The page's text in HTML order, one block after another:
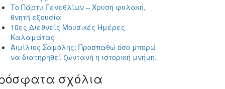
Το Πάρτυ Γενεθλίων – Χρυσή φυλακή,
θνητή εξουσία
10ες Διεθνείς Μουσικές Ημέρες
Καλαμάτας
Αιμίλιος Σαμόλης: Προσπαθώ όσο μπορώ
να διατηρηθεί ζωντανή η ιστορική μνήμη.
σχόλια